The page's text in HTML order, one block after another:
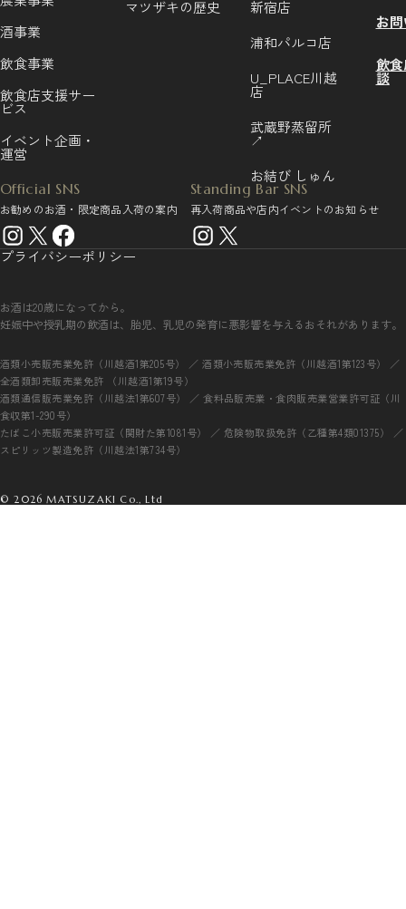
酒事業
飲食事業
飲食店支援サー
ビス
イベント企画・
運営
マツザキの歴史
新宿店
浦和パルコ店
U_PLACE川越
店
武蔵野蒸留所
↗
お結び しゅん
お
飲
談
Official SNS
お勧めのお酒・限定商品入荷の案内
Standing Bar SNS
再入荷商品や店内イベントのお知らせ
プライバシーポリシー
お酒は20歳になってから。
妊娠中や授乳期の飲酒は、胎児、乳児の発育に悪影響を与えるおそれがあります。
酒類小売販売業免許（川越酒1第205号） ／ 酒類小売販売業免許（川越酒1第123号） ／
全酒類卸売販売業免許 （川越酒1第19号）
酒類通信販売業免許（川越法1第607号） ／ 食料品販売業・食肉販売業営業許可証（川
食収第1-290号）
たばこ小売販売業許可証（関財た第1081号） ／ 危険物取扱免許（乙種第4類01375） ／
スピリッツ製造免許（川越法1第734号）
© 2026 MATSUZAKI Co., Ltd